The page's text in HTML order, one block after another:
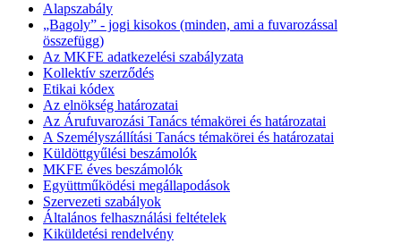
Alapszabály
„Bagoly” - jogi kisokos (minden, ami a fuvarozással
összefügg)
Az MKFE adatkezelési szabályzata
Kollektív szerződés
Etikai kódex
Az elnökség határozatai
Az Árufuvarozási Tanács témakörei és határozatai
A Személyszállítási Tanács témakörei és határozatai
Küldöttgyűlési beszámolók
MKFE éves beszámolók
Együttműködési megállapodások
Szervezeti szabályok
Általános felhasználási feltételek
Kiküldetési rendelvény